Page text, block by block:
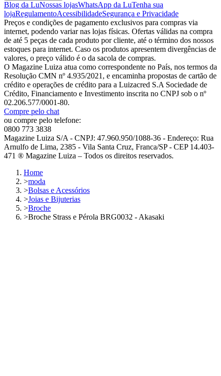
Blog da LuNossas lojasWhatsApp da LuTenha sua
lojaRegulamentoAcessibilidadeSegurança e Privacidade
Preços e condições de pagamento exclusivos para compras via
internet, podendo variar nas lojas físicas. Ofertas válidas na compra
de até 5 peças de cada produto por cliente, até o término dos nossos
estoques para internet. Caso os produtos apresentem divergências de
valores, o preço válido é o da sacola de compras.
O Magazine Luiza atua como correspondente no País, nos termos da
Resolução CMN nº 4.935/2021, e encaminha propostas de cartão de
crédito e operações de crédito para a Luizacred S.A Sociedade de
Crédito, Financiamento e Investimento inscrita no CNPJ sob o nº
02.206.577/0001-80.
Compre pelo chat
ou compre pelo telefone:
0800 773 3838
Magazine Luiza S/A - CNPJ: 47.960.950/1088-36 - Endereço: Rua
Arnulfo de Lima, 2385 - Vila Santa Cruz, Franca/SP - CEP 14.403-
471 ® Magazine Luiza – Todos os direitos reservados.
Home
>moda
>Bolsas e Acessórios
>Joias e Bijuterias
>Broche
>Broche Strass e Pérola BRG0032 - Akasaki